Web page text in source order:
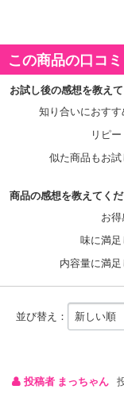
この商品の口コミ
お試し後の感想を教え
知り合いにおす
リピ
似た商品もお
商品の感想を教えてく
お
味に満
内容量に満
並び替え：
投稿者 まっちゃん